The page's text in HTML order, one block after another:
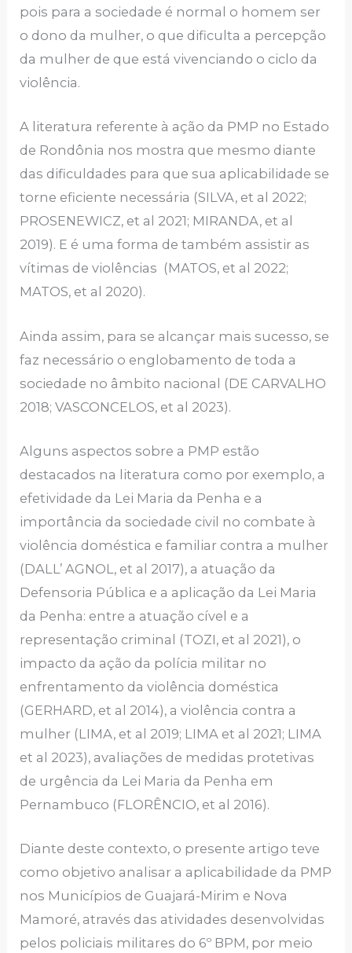
pois para a sociedade é normal o homem ser
o dono da mulher, o que dificulta a percepção
da mulher de que está vivenciando o ciclo da
violência.
A literatura referente à ação da PMP no Estado
de Rondônia nos mostra que mesmo diante
das dificuldades para que sua aplicabilidade se
torne eficiente necessária (SILVA, et al 2022;
PROSENEWICZ, et al 2021; MIRANDA, et al
2019). E é uma forma de também assistir as
vítimas de violências (MATOS, et al 2022;
MATOS, et al 2020).
Ainda assim, para se alcançar mais sucesso, se
faz necessário o englobamento de toda a
sociedade no âmbito nacional (DE CARVALHO
2018; VASCONCELOS, et al 2023).
Alguns aspectos sobre a PMP estão
destacados na literatura como por exemplo, a
efetividade da Lei Maria da Penha e a
importância da sociedade civil no combate à
violência doméstica e familiar contra a mulher
(DALL’ AGNOL, et al 2017), a atuação da
Defensoria Pública e a aplicação da Lei Maria
da Penha: entre a atuação cível e a
representação criminal (TOZI, et al 2021), o
impacto da ação da polícia militar no
enfrentamento da violência doméstica
(GERHARD, et al 2014), a violência contra a
mulher (LIMA, et al 2019; LIMA et al 2021; LIMA
et al 2023), avaliações de medidas protetivas
de urgência da Lei Maria da Penha em
Pernambuco (FLORÊNCIO, et al 2016).
Diante deste contexto, o presente artigo teve
como objetivo analisar a aplicabilidade da PMP
nos Municípios de Guajará-Mirim e Nova
Mamoré, através das atividades desenvolvidas
pelos policiais militares do 6º BPM, por meio